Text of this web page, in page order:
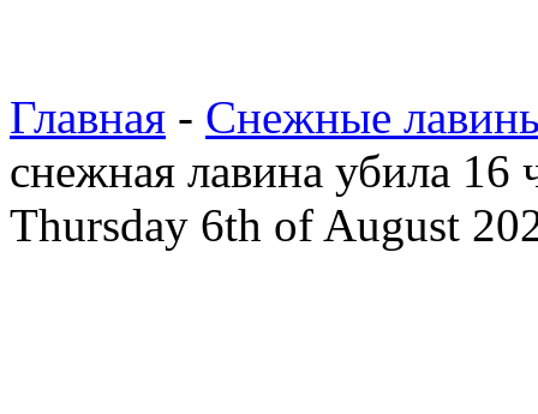
Главная - Снежные
снежная лавина убила 16
Thursday 6th of August